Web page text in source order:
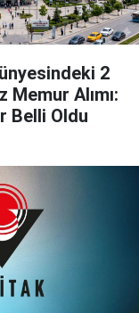
2
Memur Alımı:
Belli Oldu